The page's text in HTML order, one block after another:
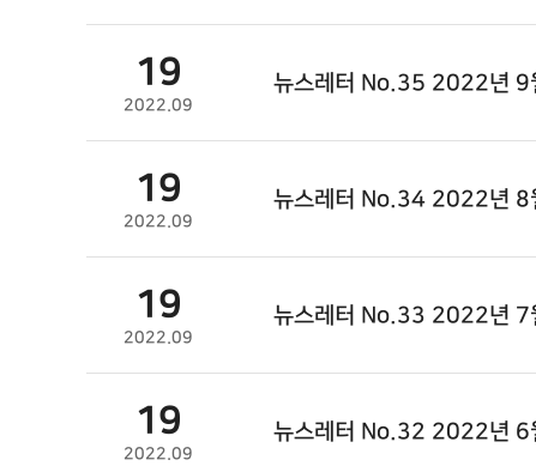
19
2022.09
뉴스레터 No.35 2022년 9
19
2022.09
뉴스레터 No.34 2022년 8
19
2022.09
뉴스레터 No.33 2022년 7
19
2022.09
뉴스레터 No.32 2022년 6